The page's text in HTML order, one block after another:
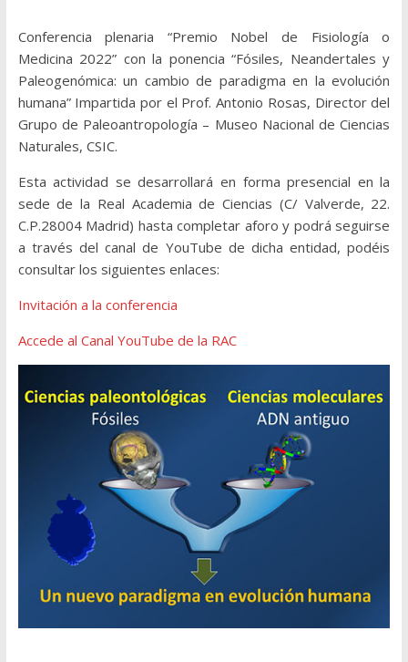
Conferencia plenaria “Premio Nobel de Fisiología o
Medicina 2022” con la ponencia “Fósiles, Neandertales y
Paleogenómica: un cambio de paradigma en la evolución
humana” Impartida por el Prof. Antonio Rosas, Director del
Grupo de Paleoantropología – Museo Nacional de Ciencias
Naturales, CSIC.
Esta actividad se desarrollará en forma presencial en la
sede de la Real Academia de Ciencias (C/ Valverde, 22.
C.P.28004 Madrid) hasta completar aforo y podrá seguirse
a través del canal de YouTube de dicha entidad, podéis
consultar los siguientes enlaces:
Invitación a la conferencia
Accede al Canal YouTube de la RAC